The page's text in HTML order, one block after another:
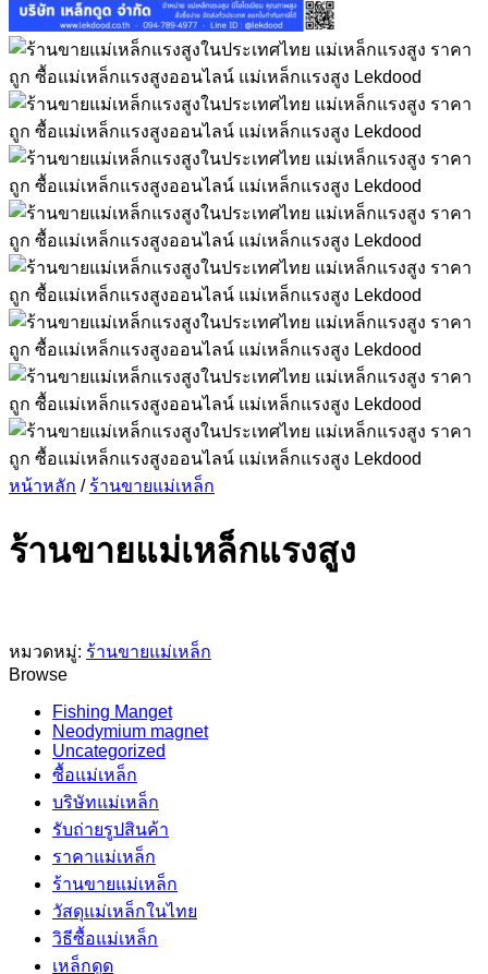
หน้าหลัก / ร้านขายแม่เหล็ก
ร้านขายแม่เหล็กแรงสูง
หมวดหมู่: ร้านขายแม่เหล็ก
Browse
Fishing Manget
Neodymium magnet
Uncategorized
ซื้อแม่เหล็ก
บริษัทแม่เหล็ก
รับถ่ายรูปสินค้า
ราคาแม่เหล็ก
ร้านขายแม่เหล็ก
วัสดุแม่เหล็กในไทย
วิธีซื้อแม่เหล็ก
เหล็กดูด